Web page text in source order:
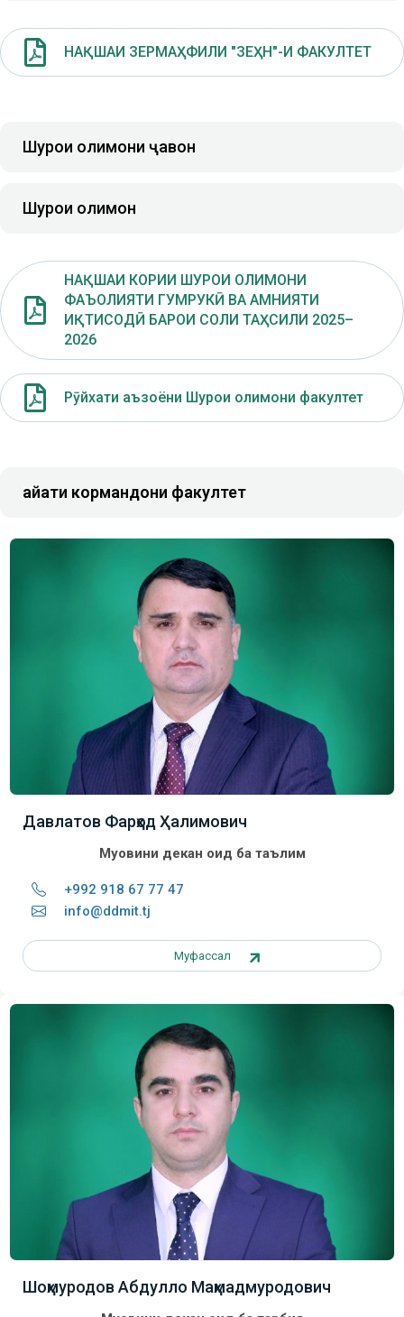
НАҚШАИ ЗЕРМАҲФИЛИ "ЗЕҲН"-И ФАКУЛТЕТ
Шурои олимони ҷавон
Шурои олимон
НАҚШАИ КОРИИ ШУРОИ ОЛИМОНИ
ФАЪОЛИЯТИ ГУМРУКӢ ВА АМНИЯТИ
ИҚТИСОДӢ БАРОИ СОЛИ ТАҲСИЛИ 2025–
2026
Рӯйхати аъзоёни Шурои олимони факултет
Ҳайати кормандони факултет
Давлатов Фарҳод Ҳалимович
Муовини декан оид ба таълим
+992 918 67 77 47
info@ddmit.tj
Муфассал
Шоҳмуродов Абдулло Маҳмадмуродович